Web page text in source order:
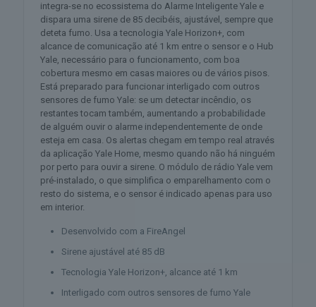
integra-se no ecossistema do Alarme Inteligente Yale e
dispara uma sirene de 85 decibéis, ajustável, sempre que
deteta fumo. Usa a tecnologia Yale Horizon+, com
alcance de comunicação até 1 km entre o sensor e o Hub
Yale, necessário para o funcionamento, com boa
cobertura mesmo em casas maiores ou de vários pisos.
Está preparado para funcionar interligado com outros
sensores de fumo Yale: se um detectar incêndio, os
restantes tocam também, aumentando a probabilidade
de alguém ouvir o alarme independentemente de onde
esteja em casa. Os alertas chegam em tempo real através
da aplicação Yale Home, mesmo quando não há ninguém
por perto para ouvir a sirene. O módulo de rádio Yale vem
pré-instalado, o que simplifica o emparelhamento com o
resto do sistema, e o sensor é indicado apenas para uso
em interior.
Desenvolvido com a FireAngel
Sirene ajustável até 85 dB
Tecnologia Yale Horizon+, alcance até 1 km
Interligado com outros sensores de fumo Yale